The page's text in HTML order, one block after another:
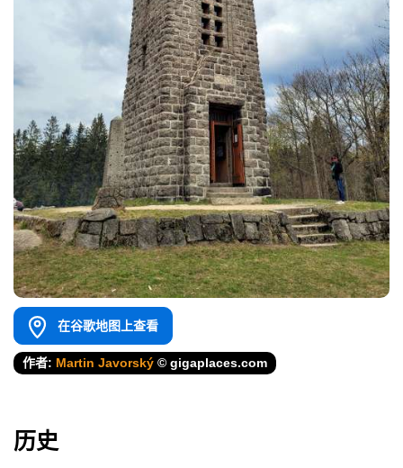
在谷歌地图上查看
作者: Martin Javorský © gigaplaces.com
历史